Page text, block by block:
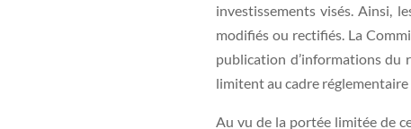
investissements visés. Ainsi,
modifiés ou rectifiés. La
publication d’informations du
limitent au cadre
Au vu de la portée limitée de